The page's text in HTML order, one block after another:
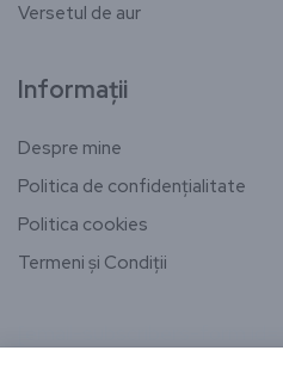
Versetul de aur
Informații
Despre mine
Politica de confidențialitate
Politica cookies
Termeni și Condiții